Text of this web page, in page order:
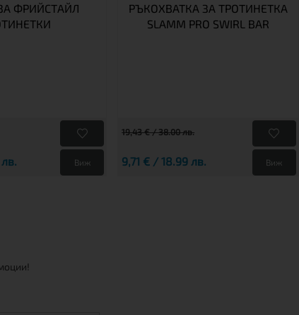
ФРИЙСТАЙЛ
Виж
РЪКОХВАТКА ЗА ТРОТИНЕТКА
SLAMM PRO SWIRL BAR
19,43 € / 38.00 лв.
9,71 € / 18.99 лв. Виж